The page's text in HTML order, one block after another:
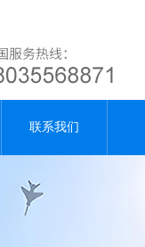
联系我们